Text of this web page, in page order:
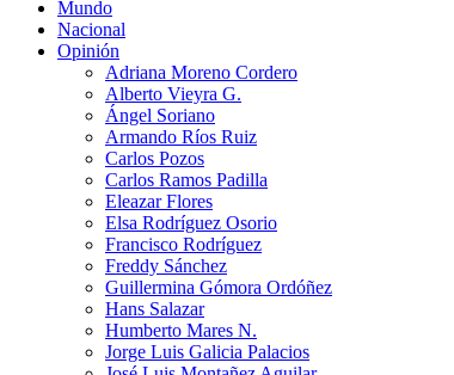
Mundo
Nacional
Opinión
Adriana Moreno Cordero
Alberto Vieyra G.
Ángel Soriano
Armando Ríos Ruiz
Carlos Pozos
Carlos Ramos Padilla
Eleazar Flores
Elsa Rodríguez Osorio
Francisco Rodríguez
Freddy Sánchez
Guillermina Gómora Ordóñez
Hans Salazar
Humberto Mares N.
Jorge Luis Galicia Palacios